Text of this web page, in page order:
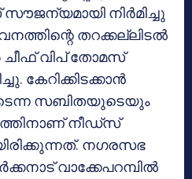
നിര്‍മിച്ചു
തറക്കല്ലിടല്‍
ചീഫ് വിപ് തോമസ്
കേറിക്കിടക്കാന്‍
സബിതയുടെയും
നീഡ്‌സ്
നഗരസഭ
വാക്കേപറമ്പില്‍